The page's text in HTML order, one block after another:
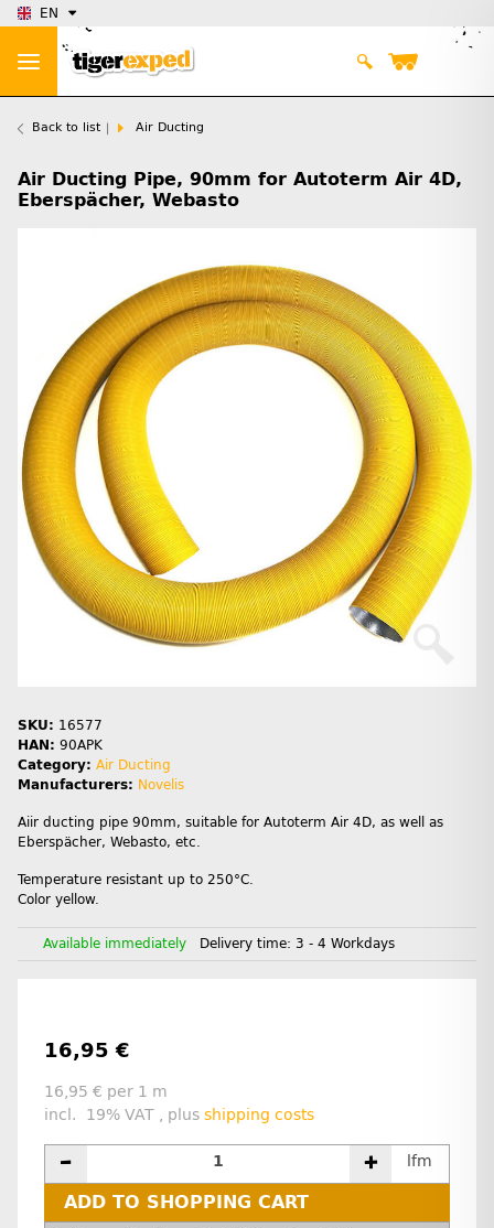
EN
Back to list Air Ducting
Air Ducting Pipe, 90mm for Autoterm Air 4D,
Eberspächer, Webasto
SKU: 16577
HAN: 90APK
Category: Air Ducting
Manufacturers: Novelis
Aiir ducting pipe 90mm, suitable for Autoterm Air 4D, as well as
Eberspächer, Webasto, etc.
Temperature resistant up to 250°C.
Color yellow.
Available immediately Delivery time: 3 - 4 Workdays
16,95 €
16,95 € per 1 m
incl. 19% VAT , plus shipping costs
lfm
ADD TO SHOPPING CART